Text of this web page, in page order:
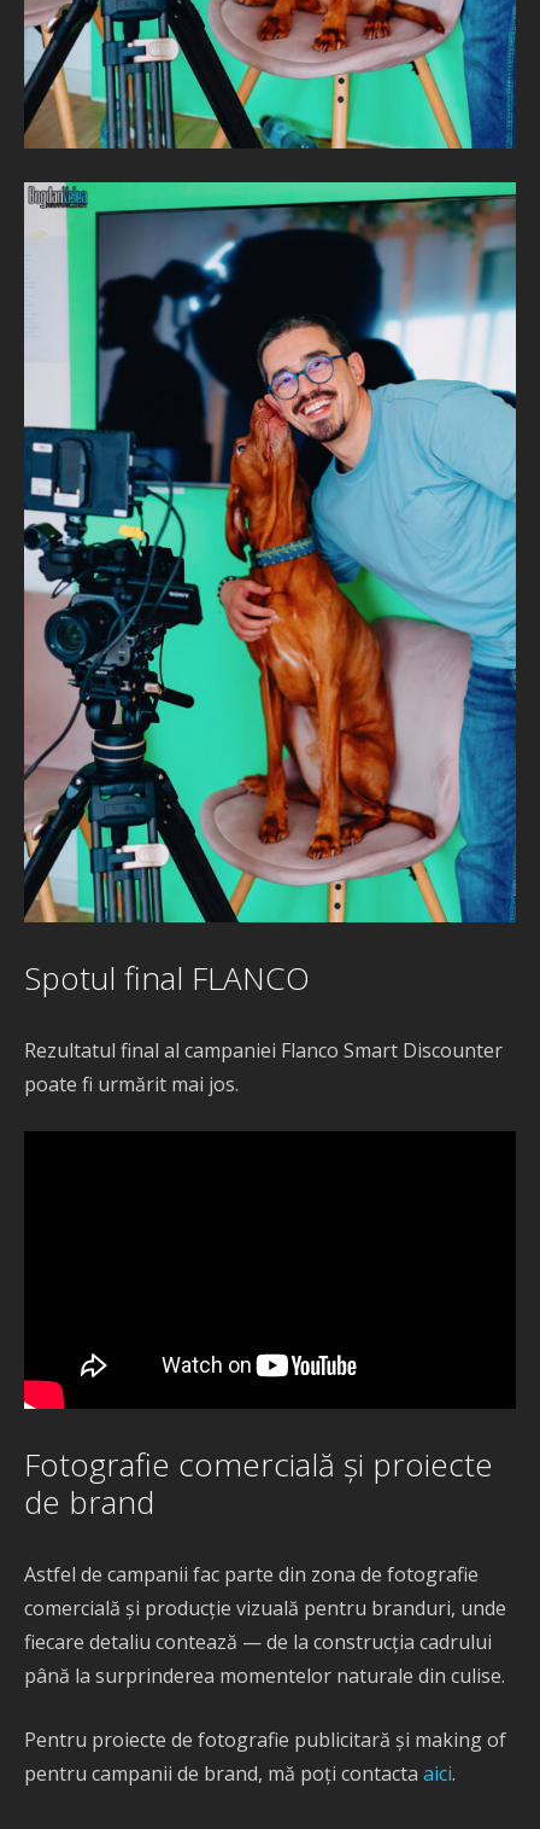
Spotul final FLANCO
Rezultatul final al campaniei Flanco Smart Discounter
poate fi urmărit mai jos.
Fotografie comercială și proiecte
de brand
Astfel de campanii fac parte din zona de fotografie
comercială și producție vizuală pentru branduri, unde
fiecare detaliu contează — de la construcția cadrului
până la surprinderea momentelor naturale din culise.
Pentru proiecte de fotografie publicitară și making of
pentru campanii de brand, mă poți contacta aici.